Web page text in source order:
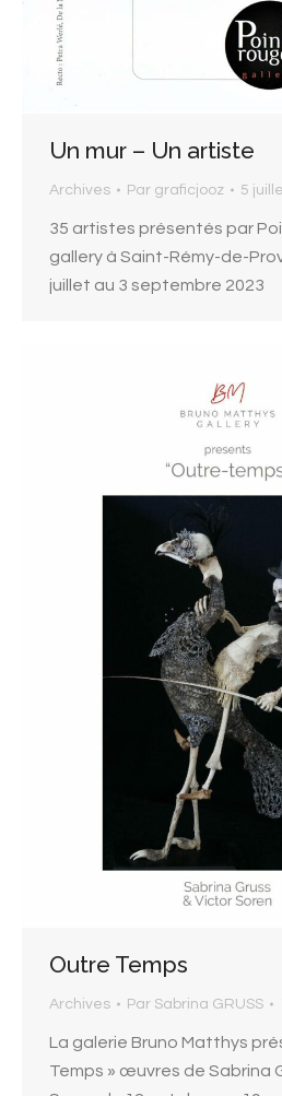
Un mur – Un artiste
Archives Par graficjooz 5
35 artistes présentés par
gallery à Saint-Rémy-de-
juillet au 3 septembre 2023
Outre Temps
Archives Par Sabrina GRUSS
La galerie Bruno Matthys
Temps » œuvres de Sabrina